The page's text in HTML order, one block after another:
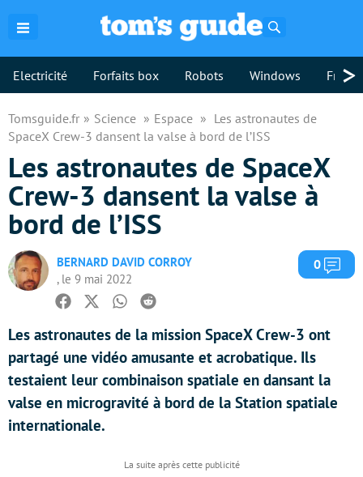
Electricité Forfaits box Robots Windows >
Tomsguide.fr Science Espace
Les astronautes de
SpaceX Crew-3 dansent la valse à bord de l’ISS
Les astronautes de SpaceX
Crew-3 dansent la valse à
bord de l’ISS
BERNARD DAVID CORROY
, le 9 mai 2022
0
Facebook
TwitterWhatsapp
Reddit
Les astronautes de la mission SpaceX Crew-3 ont
partagé une vidéo amusante et acrobatique. Ils
testaient leur combinaison spatiale en dansant la
valse en microgravité à bord de la Station spatiale
internationale.